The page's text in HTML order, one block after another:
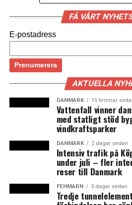
mera hållbara genom att de
som kostnaden för den enskilde
gör även att de undviker att fälla
placeras där det är möjligt i
lokala hantverkare. I
boka husen enligt ett
storlek på husen och tidpunkt på
möjligt att boka flera hus.
bland danskar. Drygt 10 000
danska ägare och många av dem
föreningen Danske Torpare.
LÄS OCKSÅ:
Aktuellt i Öresundsdebatten
över Öresund, koranbränning,
nordisk säkerhetspolitik
FÅ VÅRT
E-postadress
AKTUELLA
DANMARK 15 timmar
Vattenfall vinner
med statligt stöd
vindkraftsparker
DANMARK 2 dagar sedan
Intensiv trafik på
under juli – fler
reser till Danmark
FEHMARN 3 dagar sedan
Tredje